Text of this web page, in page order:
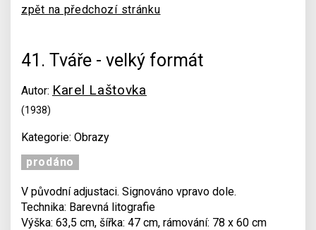
zpět na předchozí stránku
41. Tváře - velký formát
Autor: Karel Laštovka
(1938)
Kategorie: Obrazy
prodáno
V původní adjustaci. Signováno vpravo dole.
Technika: Barevná litografie
Výška: 63,5 cm, šířka: 47 cm, rámování: 78 x 60 cm